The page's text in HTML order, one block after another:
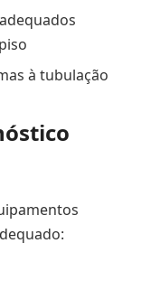
à tubulação